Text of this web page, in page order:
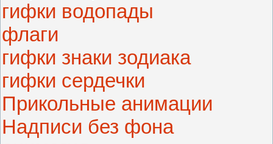
гифки водопады
флаги
гифки знаки зодиака
гифки сердечки
Прикольные анимации
Надписи без фона